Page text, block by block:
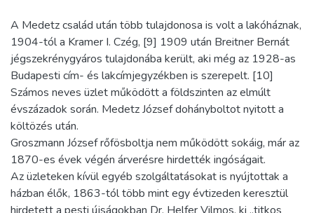
A Medetz család után több tulajdonosa is volt a lakóháznak,
1904-tól a Kramer I. Czég, [9] 1909 után Breitner Bernát
jégszekrénygyáros tulajdonába került, aki még az 1928-as
Budapesti cím- és lakcímjegyzékben is szerepelt. [10]
Számos neves üzlet működött a földszinten az elmúlt
évszázadok során. Medetz József dohányboltot nyitott a
költözés után.
Groszmann József rőfösboltja nem működött sokáig, már az
1870-es évek végén árverésre hirdették ingóságait.
Az üzleteken kívül egyéb szolgáltatásokat is nyújtottak a
házban élők, 1863-tól több mint egy évtizeden keresztül
hirdetett a pesti újságokban Dr. Helfer Vilmos, ki „titkos